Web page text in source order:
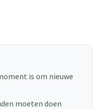
is om nieuwe
moeten doen